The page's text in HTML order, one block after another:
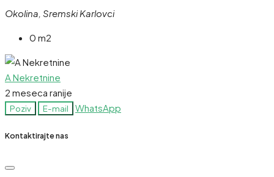
Okolina, Sremski Karlovci
0 m2
A Nekretnine
2 meseca ranije
Poziv E-mail WhatsApp
Kontaktirajte nas